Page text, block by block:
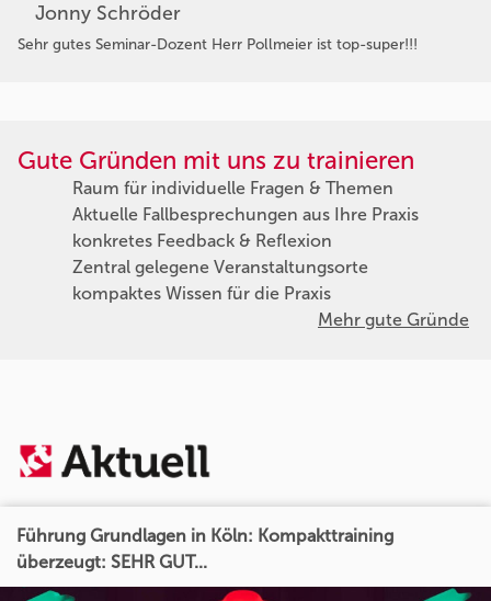
Jonny Schröder
Sehr gutes Seminar-Dozent Herr Pollmeier ist top-super!!!
Gute Gründen mit uns zu trainieren
Raum für individuelle Fragen & Themen
Aktuelle Fallbesprechungen aus Ihre Praxis
konkretes Feedback & Reflexion
Zentral gelegene Veranstaltungsorte
kompaktes Wissen für die Praxis
Mehr gute Gründe
Führung Grundlagen in Köln: Kompakttraining
überzeugt: SEHR GUT...